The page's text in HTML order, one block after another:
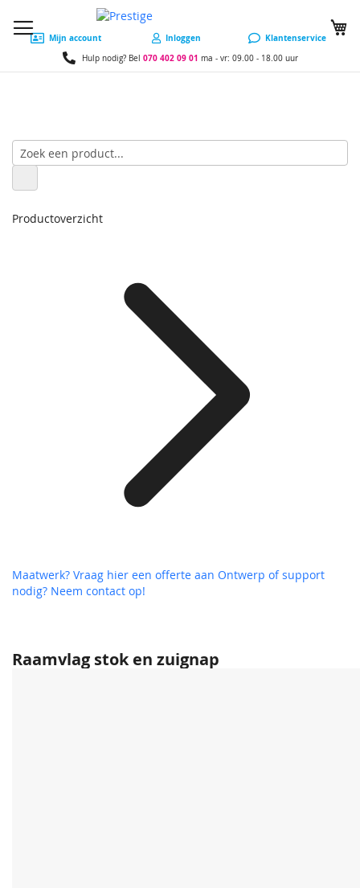
Mijn account Inloggen Klantenservice
Hulp nodig? Bel 070 402 09 01 ma - vr: 09.00 - 18.00 uur
Raamvlag stok en zuignap
Productoverzicht
Maatwerk? Vraag hier een offerte aan Ontwerp of support
nodig? Neem contact op!